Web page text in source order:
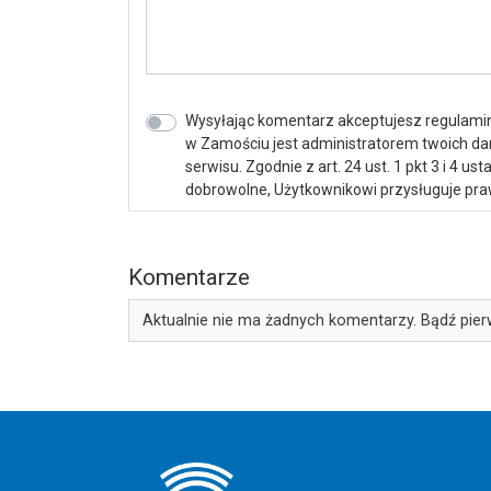
Wysyłając komentarz akceptujesz
w Zamościu jest administratorem twoich
serwisu. Zgodnie z art. 24 ust. 1 pkt 3 i 4
dobrowolne, Użytkownikowi przysługuje
Komentarze
Aktualnie nie ma żadnych komentarzy. Bądź